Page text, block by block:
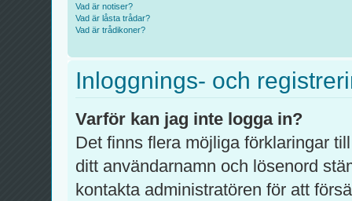
Vad är notiser?
Vad är låsta trådar?
Vad är trådikoner?
Inloggnings- och
Varför kan jag inte logga in?
Det finns flera möjliga förklaringar
ditt användarnamn och lösenord
kontakta administratören för att